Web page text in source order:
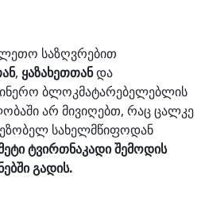
საზღვრებით
, ყაზახეთთანდა
ბლოკმატარებელებლის
არ მივიღებთ, რაც ცალკე
სახელმწიფოდან
ტვირთნაკადი შემოდის
გადის.